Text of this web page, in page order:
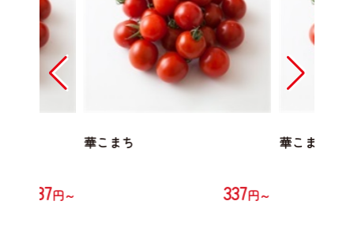
337円～
華こまち
337円～
華こまち